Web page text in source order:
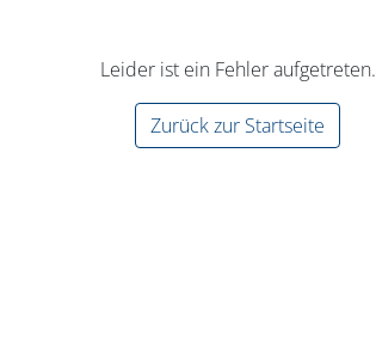
Leider ist ein Fehler aufgetreten.
Zurück zur Startseite